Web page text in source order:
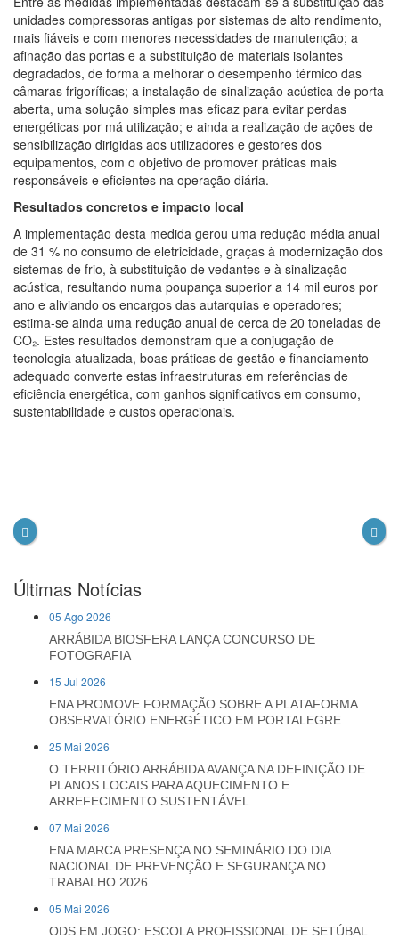
unidades compressoras antigas por sistemas de alto rendimento,
mais fiáveis e com menores necessidades de manutenção; a
afinação das portas e a substituição de materiais isolantes
degradados, de forma a melhorar o desempenho térmico das
câmaras frigoríficas; a instalação de sinalização acústica de porta
aberta, uma solução simples mas eficaz para evitar perdas
energéticas por má utilização; e ainda a realização de ações de
sensibilização dirigidas aos utilizadores e gestores dos
equipamentos, com o objetivo de promover práticas mais
responsáveis e eficientes na operação diária.
Resultados concretos e impacto local
A implementação desta medida gerou uma redução média anual
de 31 % no consumo de eletricidade, graças à modernização dos
sistemas de frio, à substituição de vedantes e à sinalização
acústica, resultando numa poupança superior a 14 mil euros por
ano e aliviando os encargos das autarquias e operadores;
estima-se ainda uma redução anual de cerca de 20 toneladas de
CO₂. Estes resultados demonstram que a conjugação de
tecnologia atualizada, boas práticas de gestão e financiamento
adequado converte estas infraestruturas em referências de
eficiência energética, com ganhos significativos em consumo,
sustentabilidade e custos operacionais.
Últimas Notícias
05 Ago 2026
ARRÁBIDA BIOSFERA LANÇA CONCURSO DE
FOTOGRAFIA
15 Jul 2026
ENA PROMOVE FORMAÇÃO SOBRE A PLATAFORMA
OBSERVATÓRIO ENERGÉTICO EM PORTALEGRE
25 Mai 2026
O TERRITÓRIO ARRÁBIDA AVANÇA NA DEFINIÇÃO DE
PLANOS LOCAIS PARA AQUECIMENTO E
ARREFECIMENTO SUSTENTÁVEL
07 Mai 2026
ENA MARCA PRESENÇA NO SEMINÁRIO DO DIA
NACIONAL DE PREVENÇÃO E SEGURANÇA NO
TRABALHO 2026
05 Mai 2026
ODS EM JOGO: ESCOLA PROFISSIONAL DE SETÚBAL